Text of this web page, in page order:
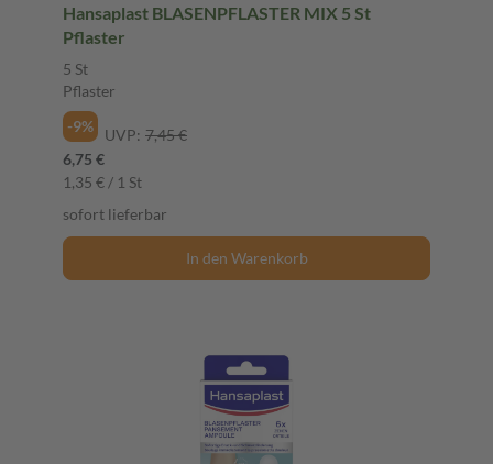
Hansaplast BLASENPFLASTER MIX 5 St
Pflaster
5 St
Pflaster
-9%
UVP: 7,45 €
6,75 €
1,35 € / 1 St
sofort lieferbar
In den Warenkorb